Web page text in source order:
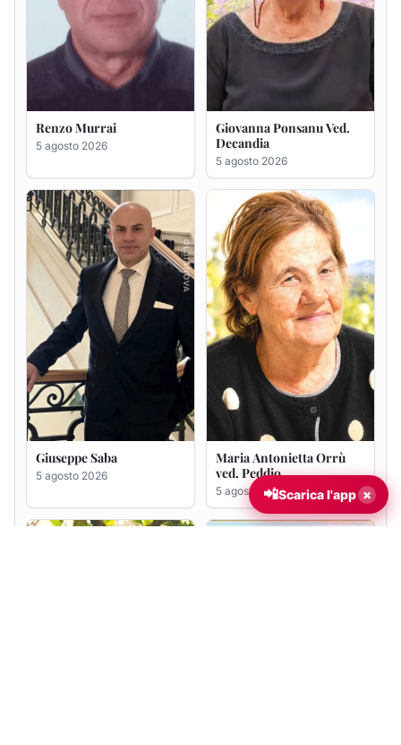
Renzo Murrai
5 agosto 2026
Giovanna Ponsanu Ved.
Decandia
5 agosto 2026
Giuseppe Saba
5 agosto 2026
Maria Antonietta Orrù
ved. Peddio
5 agosto 2026
📲Scarica l'app ×